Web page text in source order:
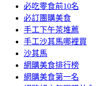
必吃零食前10名
必訂團購美食
手工下午茶堆薦
手工沙其馬哪裡買
沙其馬
網購美食排行榜
網購美食第一名